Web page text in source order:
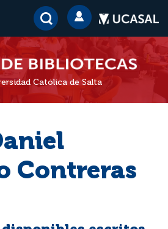
Católica de Salta
Contreras